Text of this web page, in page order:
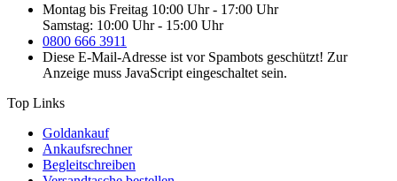
Montag bis Freitag 10:00 Uhr - 17:00 Uhr
Samstag: 10:00 Uhr - 15:00 Uhr
0800 666 3911
Diese E-Mail-Adresse ist vor Spambots geschützt! Zur
Anzeige muss JavaScript eingeschaltet sein.
Top Links
Goldankauf
Ankaufsrechner
Begleitschreiben